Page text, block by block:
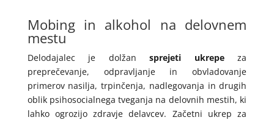
Mobing in alkohol na delovnem
mestu
Delodajalec je dolžansprejeti ukrepeza
preprečevanje, odpravljanje in obvladovanje
primerov nasilja, trpinčenja, nadlegovanja in drugih
oblik psihosocialnega tveganja na delovnih mestih, ki
lahko ogrozijo zdravje delavcev. Začetni ukrep za